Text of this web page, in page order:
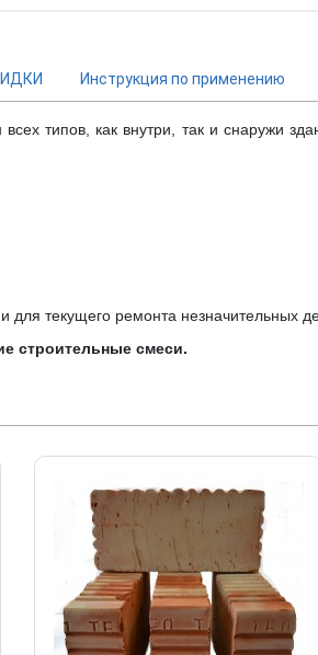
Инструкция по применению
типов, как внутри, так и снаружи
текущего ремонта незначительных
строительные смеси.